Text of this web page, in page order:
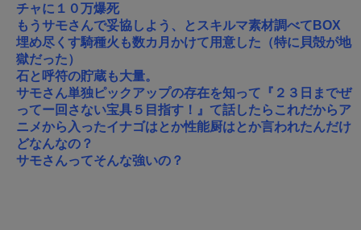
チャに１０万爆死
もうサモさんで妥協しよう、とスキルマ素材調べてBOX
埋め尽くす騎種火も数カ月かけて用意した（特に貝殻が地
獄だった）
石と呼符の貯蔵も大量。
サモさん単独ピックアップの存在を知って『２３日までぜ
ってー回さない宝具５目指す！』て話したらこれだからア
ニメから入ったイナゴはとか性能厨はとか言われたんだけ
どなんなの？
サモさんってそんな強いの？